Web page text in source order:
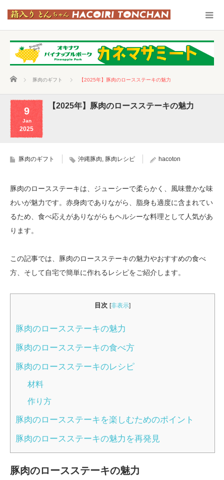
ホーム 豚肉のギフト 【2025年】豚肉のロースステーキの魅力
9
Jan
2025
【2025年】豚肉のロースステーキの魅力
豚肉のギフト 沖縄豚肉, 豚肉レシピ hacoton
豚肉のロースステーキは、ジューシーで柔らかく、風味豊かな味
わいが魅力です。赤身肉でありながら、脂身も適度に含まれてい
るため、食べ応えがありながらもヘルシーな料理として人気があ
ります。
この記事では、豚肉のロースステーキの魅力やおすすめの食べ
方、そして自宅で簡単に作れるレシピをご紹介します。
目次 [非表示]
豚肉のロースステーキの魅力
豚肉のロースステーキの食べ方
豚肉のロースステーキのレシピ
材料
作り方
豚肉のロースステーキを楽しむためのポイント
豚肉のロースステーキの魅力を再発見
豚肉のロースステーキの魅力